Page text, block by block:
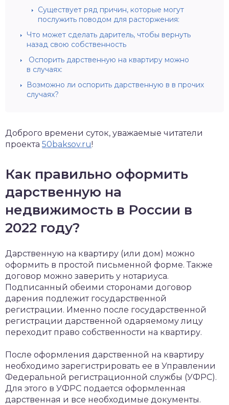
Существует ряд причин, которые могут
послужить поводом для расторжения:
Что может сделать даритель, чтобы вернуть
назад свою собственность
Оспорить дарственную на квартиру можно
в случаях:
Возможно ли оспорить дарственную в в прочих
случаях?
Доброго времени суток, уважаемые читатели
проекта 50baksov.ru!
Как правильно оформить
дарственную на
недвижимость в России в
2022 году?
Дарственную на квартиру (или дом) можно
оформить в простой письменной форме. Также
договор можно заверить у нотариуса.
Подписанный обеими сторонами договор
дарения подлежит государственной
регистрации. Именно после государственной
регистрации дарственной одаряемому лицу
переходит право собственности на квартиру.
После оформления дарственной на квартиру
необходимо зарегистрировать ее в Управлении
Федеральной регистрационной службы (УФРС).
Для этого в УФРС подается оформленная
дарственная и все необходимые документы.